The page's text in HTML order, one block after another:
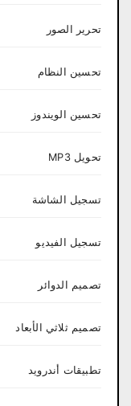
تحرير الصور
تحسين النظام
تحسين الويندوز
تحويل MP3
تسجيل الشاشة
تسجيل الفيديو
تصميم الدوائر
تصميم ثلاثي الأبعاد
تطبيقات أندرويد